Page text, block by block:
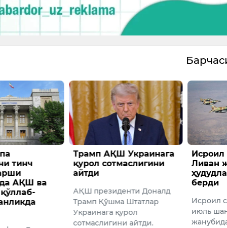
Украинага
Доналд
Штатлар
Исроил ҳаво кучлари
Ливан жанубидаги
ҳудудларга зарбалар
Исроил самолётлари 11
июль шанба куни Ливан
жанубидаги бир нечта
АҚШда
киши
ҳалок
Дам
ҳаво